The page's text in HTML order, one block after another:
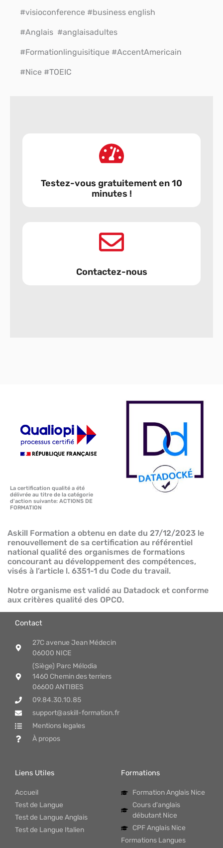
#visioconference #business english
#Anglais #anglaisadultes
#Formationlinguisitique #AccentAmericain
#Nice #TOEIC
Testez-vous gratuitement en 10
minutes !
Contactez-nous
La certification qualité a été
délivrée au titre de la catégorie
d'action suivante: ACTIONS DE
FORMATION
Askill Formation a obtenu en date du 27/12/2023 le
renouvellement de sa certification au référentiel
national qualité des organismes de formations
concourant au développement des compétences,
visés à l’article l. 6351-1 du Code du travail.
Notre organisme est validé au Datadock et conforme
aux critères qualité des OPCO.
Contact
27C avenue Jean Médecin
06000 NICE
(Siège) Parc Mélodia
1460 Chemin des terriers
06600 ANTIBES
09.84.30.10.85
support@askill-formation.fr
Mentions legales
À propos
Liens Utiles
Accueil
Test de Langue
Test de Langue Anglais
Test de Langue Italien
Formations
Formation Anglais Nice
Cours d'anglais
débutant Nice
CPF Anglais Nice
Formations Langues